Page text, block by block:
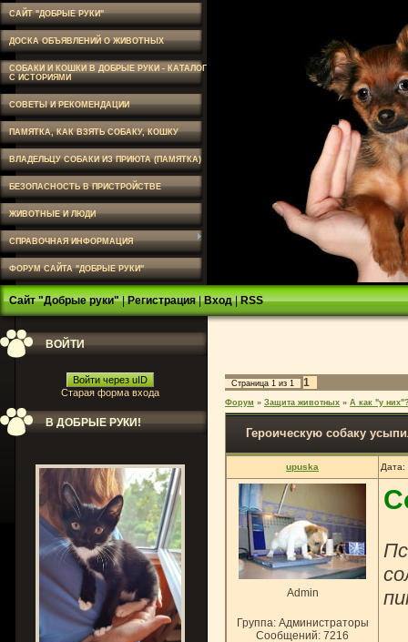
САЙТ "ДОБРЫЕ РУКИ"
ДОСКА ОБЪЯВЛЕНИЙ О ЖИВОТНЫХ
СОБАКИ И КОШКИ В ДОБРЫЕ РУКИ - КАТАЛОГ
С ИСТОРИЯМИ
СОВЕТЫ И РЕКОМЕНДАЦИИ
ПАМЯТКА, КАК ВЗЯТЬ СОБАКУ, КОШКУ
ВЛАДЕЛЬЦУ СОБАКИ ИЗ ПРИЮТА (ПАМЯТКА)
БЕЗОПАСНОСТЬ В ПРИСТРОЙСТВЕ
ЖИВОТНЫЕ И ЛЮДИ
СПРАВОЧНАЯ ИНФОРМАЦИЯ
ФОРУМ САЙТА "ДОБРЫЕ РУКИ"
Сайт "Добрые руки"|Регистрация|Вход|RSS
ВОЙТИ
Войти через uID
Старая форма входа
В ДОБРЫЕ РУКИ!
Страница 1 из 1 1
Форум » Защита животных » А как "у
Героическую собаку
upuska
Admin
Группа: Администраторы
Сообщений: 7216